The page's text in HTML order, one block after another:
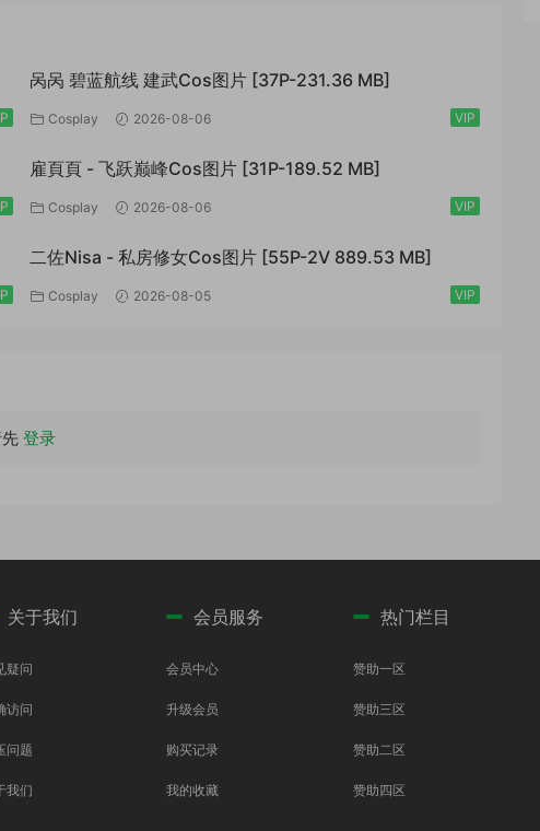
呙呙 碧蓝航线 建武Cos图片 [37P-231.36 MB]
Cosplay 2026-08-06 VIP
雇頁頁 - 飞跃巅峰Cos图片 [31P-189.52 MB]
Cosplay 2026-08-06 VIP
二佐Nisa - 私房修女Cos图片 [55P-2V 889.53 MB]
Cosplay 2026-08-05 VIP
登录
关于我们
疑问
访问
问题
我们
会员服务
会员中心
升级会员
购买记录
我的收藏
热门栏目
赞助一区
赞助三区
赞助二区
赞助四区